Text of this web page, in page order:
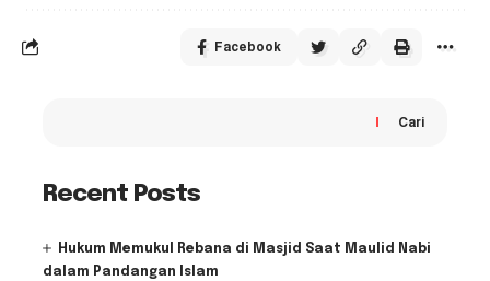
Facebook
Cari
Recent Posts
Hukum Memukul Rebana di Masjid Saat Maulid Nabi
dalam Pandangan Islam